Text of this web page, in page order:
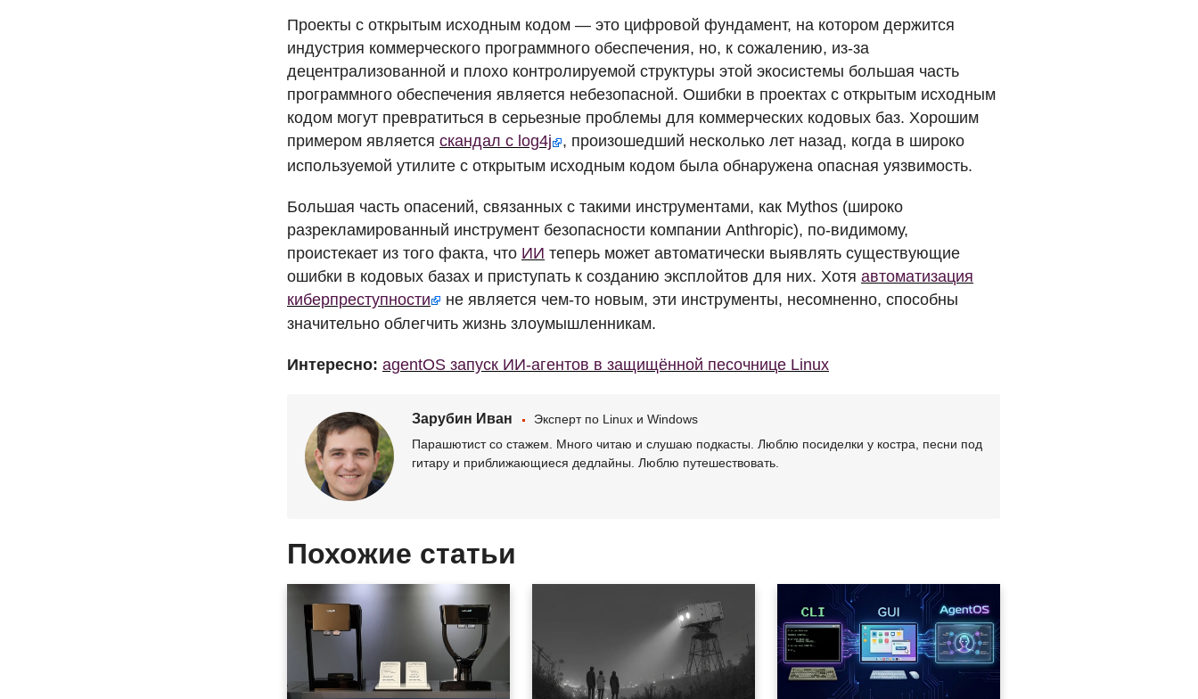
Проекты с открытым исходным кодом — это цифровой фундамент, на котором держится
индустрия коммерческого программного обеспечения, но, к сожалению, из-за
децентрализованной и плохо контролируемой структуры этой экосистемы большая часть
программного обеспечения является небезопасной. Ошибки в проектах с открытым исходным
кодом могут превратиться в серьезные проблемы для коммерческих кодовых баз. Хорошим
примером является скандал с log4j
, произошедший несколько лет назад, когда в широко
используемой утилите с открытым исходным кодом была обнаружена опасная уязвимость.
Большая часть опасений, связанных с такими инструментами, как Mythos (широко
разрекламированный инструмент безопасности компании Anthropic), по-видимому,
проистекает из того факта, что ИИ теперь может автоматически выявлять существующие
ошибки в кодовых базах и приступать к созданию эксплойтов для них. Хотя автоматизация
киберпреступности
не является чем-то новым, эти инструменты, несомненно, способны
значительно облегчить жизнь злоумышленникам.
Интересно: agentOS запуск ИИ-агентов в защищённой песочнице Linux
Зарубин Иван
Эксперт по Linux и Windows
Парашютист со стажем. Много читаю и слушаю подкасты. Люблю посиделки у костра, песни под
гитару и приближающиеся дедлайны. Люблю путешествовать.
Похожие статьи